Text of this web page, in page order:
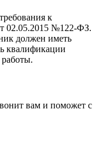
к
02.05.2015 №122-ФЗ.
должен иметь
квалификации
вам и поможет с